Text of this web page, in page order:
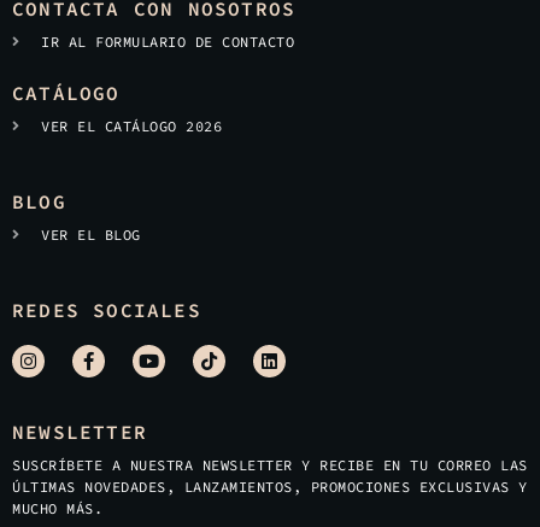
CONTACTA CON NOSOTROS
IR AL FORMULARIO DE CONTACTO
CATÁLOGO
VER EL CATÁLOGO 2026
BLOG
VER EL BLOG
REDES SOCIALES
NEWSLETTER
SUSCRÍBETE A NUESTRA NEWSLETTER Y RECIBE EN TU CORREO LAS
ÚLTIMAS NOVEDADES, LANZAMIENTOS, PROMOCIONES EXCLUSIVAS Y
MUCHO MÁS.